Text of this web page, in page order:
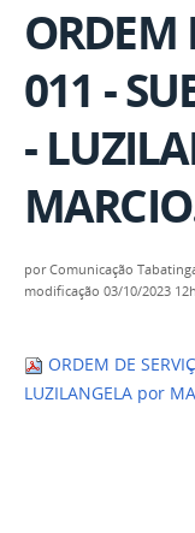
ORDEM
011 -
-
porComunicação
modificação 03/10/2023
ORDEM DE
LUZILANGELA por